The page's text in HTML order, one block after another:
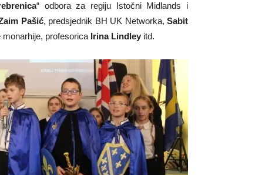
“ odbora za regiju Istočni Midlands i
Pašić, predsjednik BH UK Networka, Sabit
profesorica Irina Lindley itd.